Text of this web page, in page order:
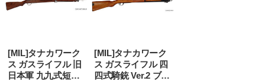
[MIL]タナカワーク
ス ガスライフル 旧
日本軍 九九式短小
[MIL]タナカワーク
ス ガスライフル 四
四式騎銃 Ver.2 ブラ